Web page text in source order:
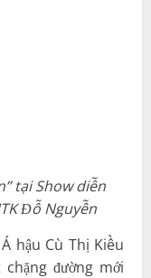
tại Show diễn
Đỗ Nguyễn
hậu Cù Thị Kiều
đường mới